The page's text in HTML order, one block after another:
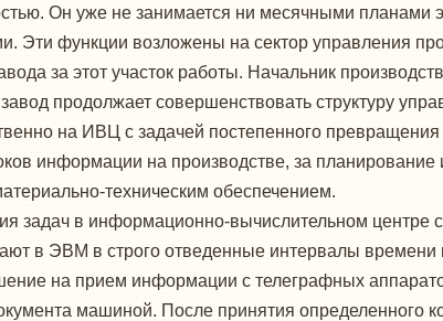
Он уже не занимается ни месячными планами
Эти функции возложены на сектор управления
за этот участок работы. Начальник
продолжает со­вершенствовать структуру
на ИВЦ с задачей постепенного
информации на производстве, за
техническим обеспечением.
задач в информаци­онно-вычислительном центре
в ЭВМ в строго от­веденные интервалы
на прием информации с телеграфных
машиной. После принятия определен­ного